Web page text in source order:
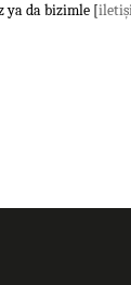
da bizimle [